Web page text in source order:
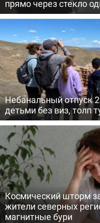
прямо через стекло
Небанальный отпуск
детьми без виз, толп
Космический шторм
жители северных
магнитные бури